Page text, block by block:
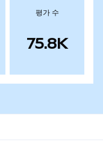
평가 수
75.8K